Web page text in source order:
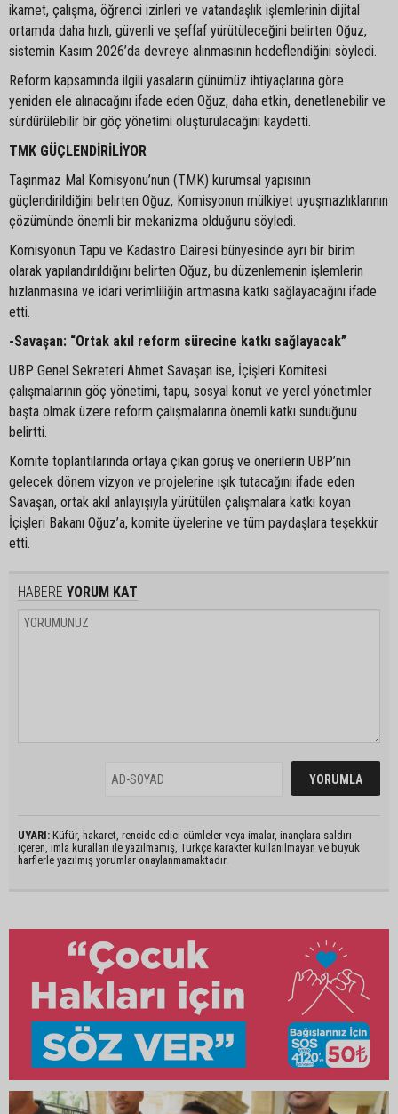
ikamet, çalışma, öğrenci izinleri ve vatandaşlık işlemlerinin dijital
ortamda daha hızlı, güvenli ve şeffaf yürütüleceğini belirten Oğuz,
sistemin Kasım 2026’da devreye alınmasının hedeflendiğini söyledi.
Reform kapsamında ilgili yasaların günümüz ihtiyaçlarına göre
yeniden ele alınacağını ifade eden Oğuz, daha etkin, denetlenebilir ve
sürdürülebilir bir göç yönetimi oluşturulacağını kaydetti.
TMK GÜÇLENDİRİLİYOR
Taşınmaz Mal Komisyonu’nun (TMK) kurumsal yapısının
güçlendirildiğini belirten Oğuz, Komisyonun mülkiyet uyuşmazlıklarının
çözümünde önemli bir mekanizma olduğunu söyledi.
Komisyonun Tapu ve Kadastro Dairesi bünyesinde ayrı bir birim
olarak yapılandırıldığını belirten Oğuz, bu düzenlemenin işlemlerin
hızlanmasına ve idari verimliliğin artmasına katkı sağlayacağını ifade
etti.
-Savaşan: “Ortak akıl reform sürecine katkı sağlayacak”
UBP Genel Sekreteri Ahmet Savaşan ise, İçişleri Komitesi
çalışmalarının göç yönetimi, tapu, sosyal konut ve yerel yönetimler
başta olmak üzere reform çalışmalarına önemli katkı sunduğunu
belirtti.
Komite toplantılarında ortaya çıkan görüş ve önerilerin UBP’nin
gelecek dönem vizyon ve projelerine ışık tutacağını ifade eden
Savaşan, ortak akıl anlayışıyla yürütülen çalışmalara katkı koyan
İçişleri Bakanı Oğuz’a, komite üyelerine ve tüm paydaşlara teşekkür
etti.
HABERE YORUM KAT
UYARI: Küfür, hakaret, rencide edici cümleler veya imalar, inançlara saldırı
içeren, imla kuralları ile yazılmamış, Türkçe karakter kullanılmayan ve büyük
harflerle yazılmış yorumlar onaylanmamaktadır.